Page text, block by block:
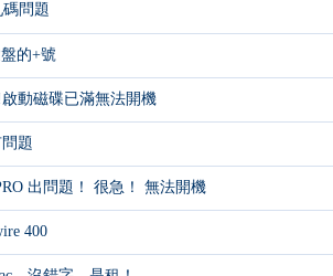
碼問題
的+號
動磁碟已滿無法開機
題
出問題！ 很急！ 無法開機
400